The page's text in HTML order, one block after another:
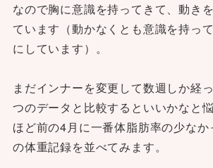
なので胸に意識を持ってきて、動き
ています（動かなくとも意識を持っ
にしています）。
まだインナーを変更して数週しか経
つのデータと比較するといいかなと
ほど前の4月に一番体脂肪率の少なか
の体重記録を並べてみます。